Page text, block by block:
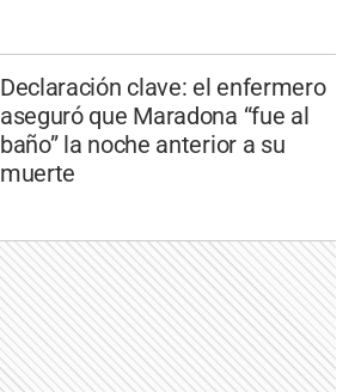
Declaración clave: el enfermero
aseguró que Maradona “fue al
baño” la noche anterior a su
muerte